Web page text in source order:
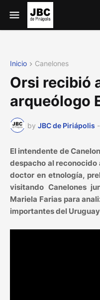
Inicio Canelones
Orsi recibió
arqueólogo
by JBC de Piriápolis -
El intendente de
despacho al reconocido
doctor en etnología,
visitando Canelones
Mariela Farias para
importantes del